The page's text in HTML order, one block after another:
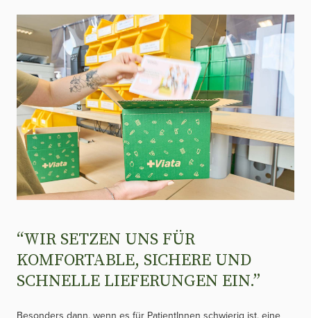
“WIR SETZEN UNS FÜR
KOMFORTABLE, SICHERE UND
SCHNELLE LIEFERUNGEN EIN.”